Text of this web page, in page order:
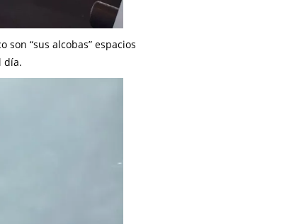
“sus alcobas” espacios
día.